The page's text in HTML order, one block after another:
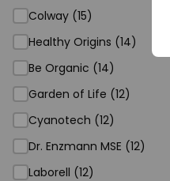
Colway (15)
Healthy Origins (14)
Be Organic (14)
Garden of Life (12)
Cyanotech (12)
Dr. Enzmann MSE (12)
Laborell (12)